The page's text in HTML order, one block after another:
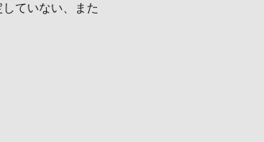
ていない、また